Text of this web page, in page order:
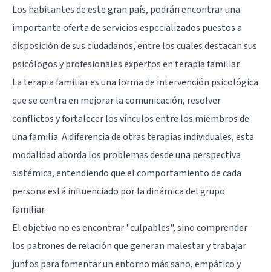
Los habitantes de este gran país, podrán encontrar una
importante oferta de servicios especializados puestos a
disposición de sus ciudadanos, entre los cuales destacan sus
psicólogos y profesionales expertos en terapia familiar.
La terapia familiar es una forma de intervención psicológica
que se centra en mejorar la comunicación, resolver
conflictos y fortalecer los vínculos entre los miembros de
una familia. A diferencia de otras terapias individuales, esta
modalidad aborda los problemas desde una perspectiva
sistémica, entendiendo que el comportamiento de cada
persona está influenciado por la dinámica del grupo
familiar.
El objetivo no es encontrar "culpables", sino comprender
los patrones de relación que generan malestar y trabajar
juntos para fomentar un entorno más sano, empático y